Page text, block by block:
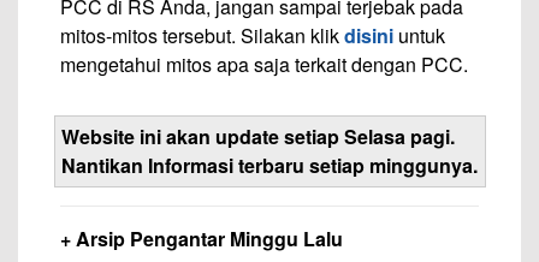
PCC di RS Anda, jangan sampai terjebak pada
mitos-mitos tersebut. Silakan klikdisini untuk
mengetahui mitos apa saja terkait dengan PCC.
Website ini akan update setiap Selasa pagi.
Nantikan Informasi terbaru setiap minggunya.
+ Arsip Pengantar Minggu Lalu